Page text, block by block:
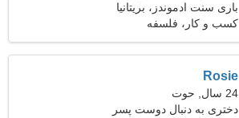
40
باری سنت ادموندز، بریتانیا
کسب و کار، فلسفه
Rosie
24 سال, حوت
دختری به دنبال دوست پسر